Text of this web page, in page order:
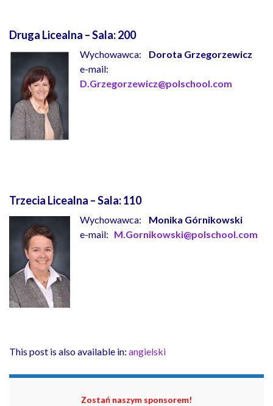
Druga Licealna – Sala:200
Wychowawca: Dorota Grzegorzewicz
e-mail:
D.Grzegorzewicz@polschool.com
Trzecia Licealna – Sala:110
Wychowawca: Monika Górnikowski
e-mail: M.Gornikowski@polschool.com
This post is also available in: angielski
Zostań naszym sponsorem!